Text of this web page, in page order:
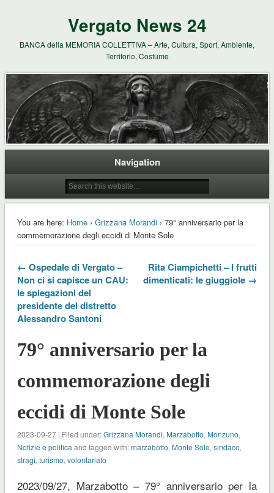
Vergato News 24
BANCA della MEMORIA COLLETTIVA – Arte, Cultura, Sport, Ambiente,
Territorio, Costume
Navigation
You are here: Home› Grizzana Morandi› 79° anniversario per la
commemorazione degli eccidi di Monte Sole
← Ospedale di Vergato –
Non ci si capisce un CAU:
le spiegazioni del
presidente del distretto
Alessandro Santoni
Rita Ciampichetti – I frutti
dimenticati: le giuggiole →
79° anniversario per la
commemorazione degli
eccidi di Monte Sole
2023-09-27 | Filed under:Grizzana Morandi, Marzabotto, Monzuno,
Notizie e politica and tagged with:marzabotto, Monte Sole, sindaco,
stragi, turismo, volontariato
2023/09/27, Marzabotto – 79° anniversario per la